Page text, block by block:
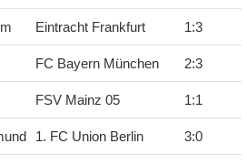
Eintracht Frankfurt 1:3
FC Bayern München 2:3
FSV Mainz 05 1:1
1. FC Union Berlin 3:0